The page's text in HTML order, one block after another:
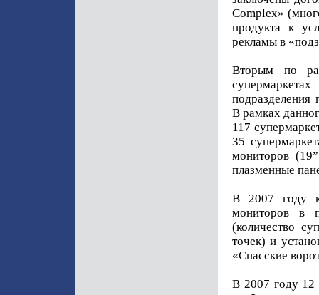
Complex»
продукта к
рекламы в
Вторым по
В рамках
117
35
мониторов
плазменные
В 2007 году
мониторов в
(количество
точек) и
«Спасские
В 2007 году 12